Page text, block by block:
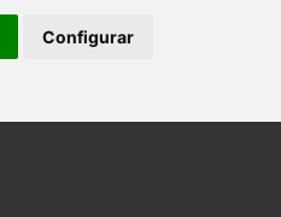
Configurar